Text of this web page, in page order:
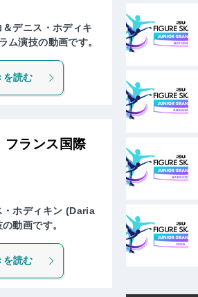
デニス・ホディキ
演技の動画です。
を読む
ランス国際
・ホディキン (Daria
動画です。
を読む